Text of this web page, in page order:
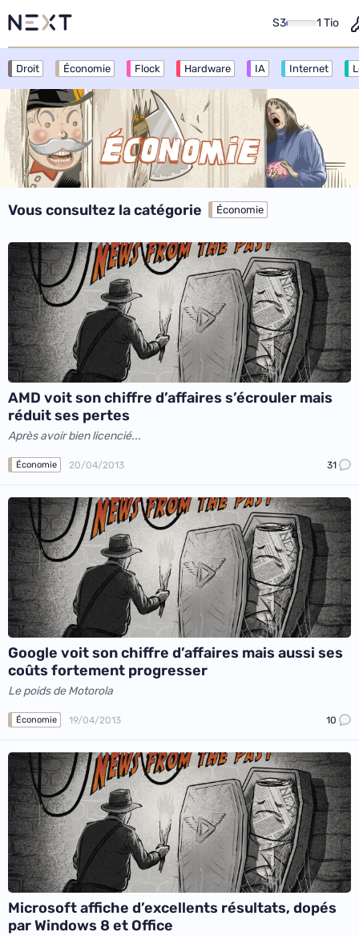
S3 1 Tio
Droit Économie Flock Hardware IA Internet
Vous consultez la catégorie Économie
AMD voit son chiffre d’affaires s’écrouler mais
réduit ses pertes
Après avoir bien licencié...
Économie 20/04/2013 31
Google voit son chiffre d’affaires mais aussi ses
coûts fortement progresser
Le poids de Motorola
Économie 19/04/2013 10
Microsoft affiche d’excellents résultats, dopés
par Windows 8 et Office